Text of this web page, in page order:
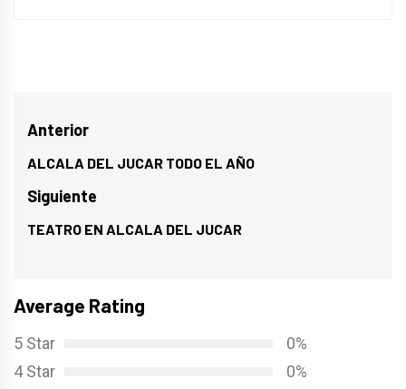
Navegación
de
entradas
Anterior
Entrada
anterior:
ALCALA DEL JUCAR TODO EL AÑO
Siguiente
Entrada
TEATRO EN ALCALA DEL JUCAR
Average Rating
5 Star
0%
4 Star
0%